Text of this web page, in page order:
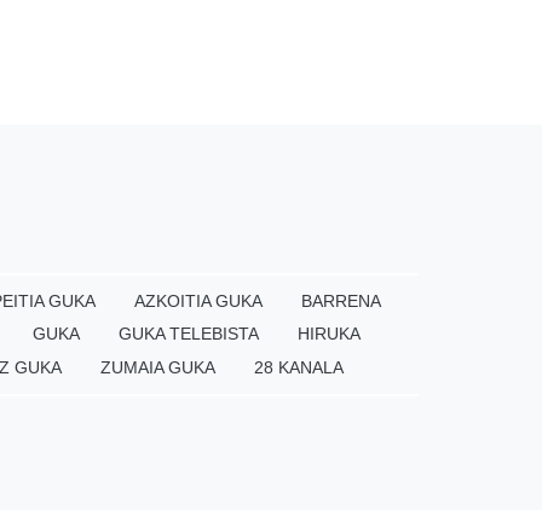
GUKA AZKOITIA GUKA
BARRENA
GUKA
GUKA TELEBISTA
HIRUKA
GUKA
ZUMAIA GUKA 28 KANALA